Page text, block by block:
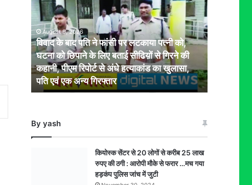
बाद
ने
फांसी
पर
लटकाया
पत्नी
को,
घटना
के
लिए
August 9, 2026
विवाद के बाद पति ने फांसी पर लटकाया पत्नी को,
घटना को छिपाने के लिए बताई सीढिय़ों से गिरने की
कहानी, पीएम रिपोर्ट से अंधे हत्याकांड का खुलासा,
पति एवं एक अन्य गिरफ्तार
By yash
कियोस्क सेंटर से 20 लोगों से करीब 25 लाख
रुपए की ठगी : आरोपी मौके से फरार …मच गया
हड़कंप पुलिस जांच में जुटी